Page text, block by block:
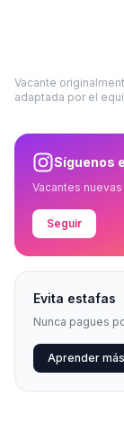
Vacante
adaptada por el
Síguenos
Vacantes
Seguir
Evita estafas
Nunca pagues
Aprender más